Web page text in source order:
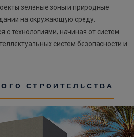
зеленые зоны и природные
на окружающую среду.
с технологиями, начиная от систем
систем безопасности и
СТРОИТЕЛЬСТВА